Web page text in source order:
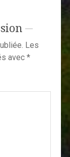
Les
avec *